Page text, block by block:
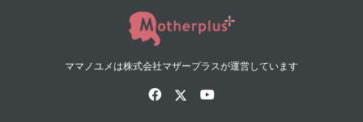
ママノユメは株式会社マザープラスが運営しています